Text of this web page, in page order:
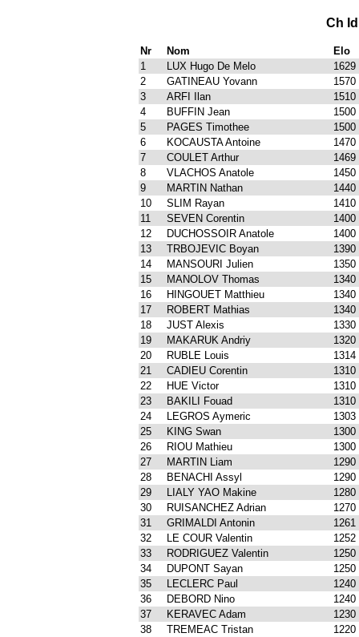
Ch
Nr Nom
Elo
1
LUX Hugo De Melo
1629
2
GATINEAU Yovann
1570
3
ARFI Ilan
1510
4
BUFFIN Jean
1500
5
PAGES Timothee
1500
6
KOCAUSTA Antoine
1470
7
COULET Arthur
1469
8
VLACHOS Anatole
1450
9
MARTIN Nathan
1440
10
SLIM Rayan
1410
11
SEVEN Corentin
1400
12
DUCHOSSOIR Anatole
1400
13
TRBOJEVIC Boyan
1390
14
MANSOURI Julien
1350
15
MANOLOV Thomas
1340
16
HINGOUET Matthieu
1340
17
ROBERT Mathias
1340
18
JUST Alexis
1330
19
MAKARUK Andriy
1320
20
RUBLE Louis
1314
21
CADIEU Corentin
1310
22
HUE Victor
1310
23
BAKILI Fouad
1310
24
LEGROS Aymeric
1303
25
KING Swan
1300
26
RIOU Mathieu
1300
27
MARTIN Liam
1290
28
BENACHI Assyl
1290
29
LIALY YAO Makine
1280
30
RUISANCHEZ Adrian
1270
31
GRIMALDI Antonin
1261
32
LE COUR Valentin
1252
33
RODRIGUEZ Valentin
1250
34
DUPONT Sayan
1250
35
LECLERC Paul
1240
36
DEBORD Nino
1240
37
KERAVEC Adam
1230
38
TREMEAC Tristan
1220